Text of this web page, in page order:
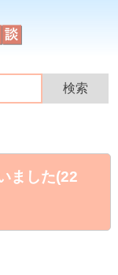
ました(22